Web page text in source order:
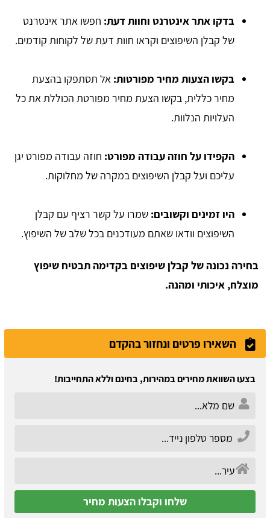
בדקו אתר אינטרנט וחוות דעת: חפשו אתר אינטרנט
של קבלן השיפוצים וקראו חוות דעת של לקוחות קודמים.
בקשו הצעות מחיר מפורטות: אל תסתפקו בהצעת
מחיר כללית, בקשו הצעת מחיר מפורטת הכוללת את כל
העלויות הנלוות.
הקפידו על חוזה עבודה מפורט: חוזה עבודה מפורט יגן
עליכם ועל קבלן השיפוצים במקרה של מחלוקות.
היו זמינים וקשובים: שמרו על קשר רציף עם קבלן
השיפוצים וודאו שאתם מעודכנים בכל שלב של השיפוץ.
בחירה נכונה של קבלן שיפוצים בקדימה תבטיח שיפוץ
מוצלח, איכותי ומהנה.
השאירו פרטים ונחזור בהקדם
בצעו השוואת מחירים במהירות, בחינם וללא התחייבות!